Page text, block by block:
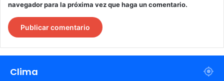
navegador para la próxima vez que haga un comentario.
Clima